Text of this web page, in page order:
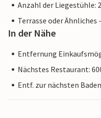
Anzahl der Liegestühle: 2
Terrasse oder Ähnliches
In der Nähe
Entfernung
Nächstes Restaurant:
Entf. zur nächsten